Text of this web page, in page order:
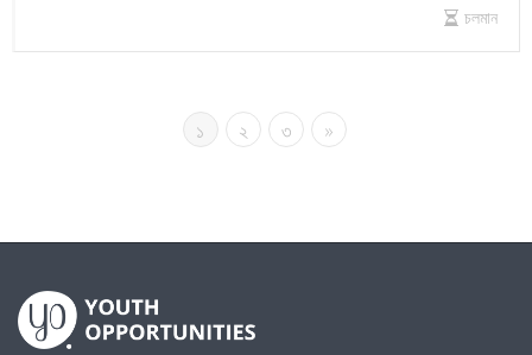
চলমান
১ ২ ৩ »